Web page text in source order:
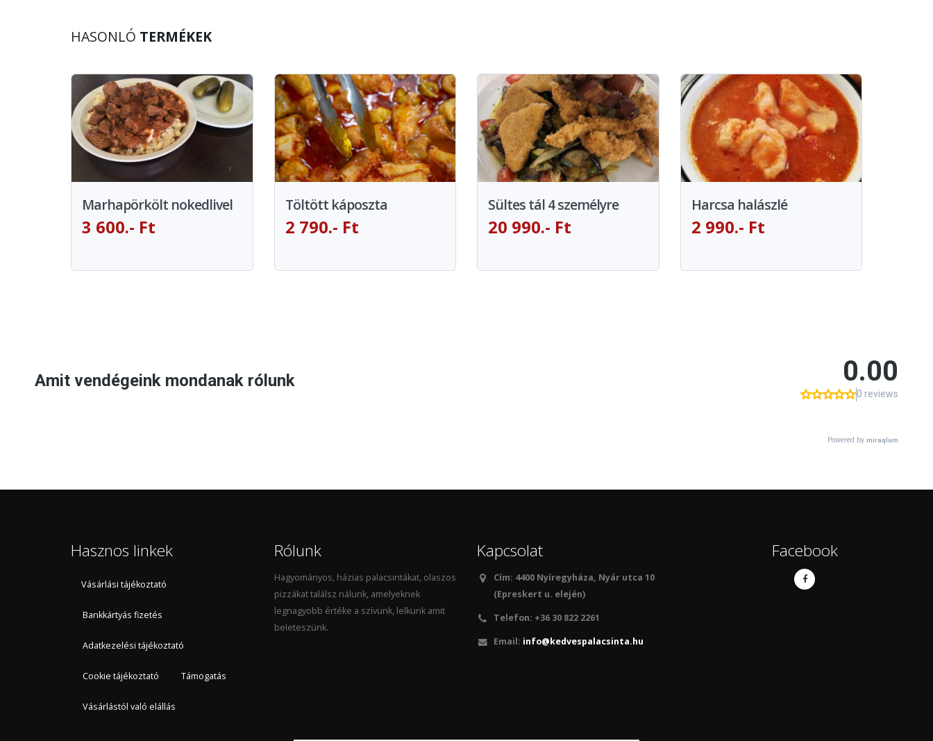
HASONLÓ TERMÉKEK
Marhapörkölt nokedlivel
3 600.- Ft
Töltött káposzta
2 790.- Ft
Sültes tál 4 személyre
20 990.- Ft
Harcsa halászlé
2 990.- Ft
Hasznos linkek
Vásárlási tájékoztató
Bankkártyás fizetés
Adatkezelési tájékoztató
Cookie tájékoztató Támogatás
Vásárlástól való elállás
Rólunk
Hagyományos, házias palacsintákat, olaszos
pizzákat találsz nálunk, amelyeknek
legnagyobb értéke a szívünk, lelkünk amit
beleteszünk.
Kapcsolat
Cím: 4400 Nyíregyháza, Nyár utca 10
(Epreskert u. elején)
Telefon: +36 30 822 2261
Email: info@kedvespalacsinta.hu
Facebook